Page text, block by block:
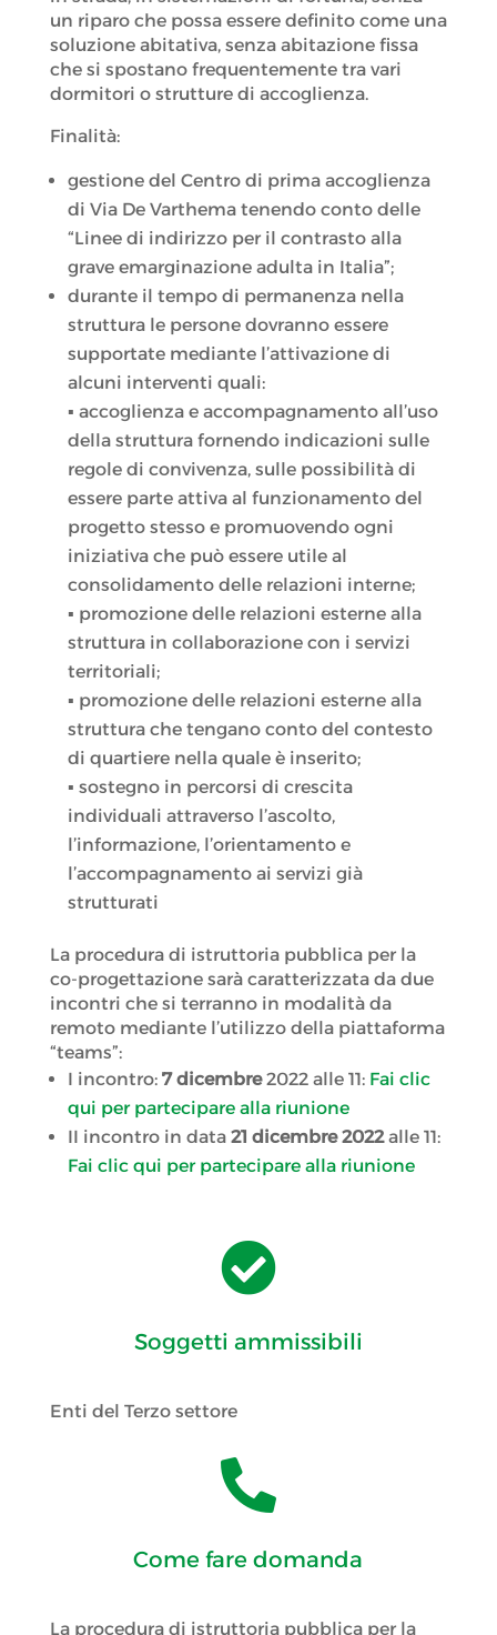
un riparo che possa essere definito come una
soluzione abitativa, senza abitazione fissa
che si spostano frequentemente tra vari
dormitori o strutture di accoglienza.
Finalità:
gestione del Centro di prima accoglienza
di Via De Varthema tenendo conto delle
“Linee di indirizzo per il contrasto alla
grave emarginazione adulta in Italia”;
durante il tempo di permanenza nella
struttura le persone dovranno essere
supportate mediante l’attivazione di
alcuni interventi quali:
▪ accoglienza e accompagnamento all’uso
della struttura fornendo indicazioni sulle
regole di convivenza, sulle possibilità di
essere parte attiva al funzionamento del
progetto stesso e promuovendo ogni
iniziativa che può essere utile al
consolidamento delle relazioni interne;
▪ promozione delle relazioni esterne alla
struttura in collaborazione con i servizi
territoriali;
▪ promozione delle relazioni esterne alla
struttura che tengano conto del contesto
di quartiere nella quale è inserito;
▪ sostegno in percorsi di crescita
individuali attraverso l’ascolto,
l’informazione, l’orientamento e
l’accompagnamento ai servizi già
strutturati
La procedura di istruttoria pubblica per la
co-progettazione sarà caratterizzata da due
incontri che si terranno in modalità da
remoto mediante l’utilizzo della piattaforma
“teams”:
I incontro: 7 dicembre2022 alle 11: Fai clic
qui per partecipare alla riunione
II incontro in data 21 dicembre 2022alle 11:
Fai clic qui per partecipare alla riunione

Soggetti ammissibili
Enti del Terzo settore

Come fare domanda
La procedura di istruttoria pubblica per la